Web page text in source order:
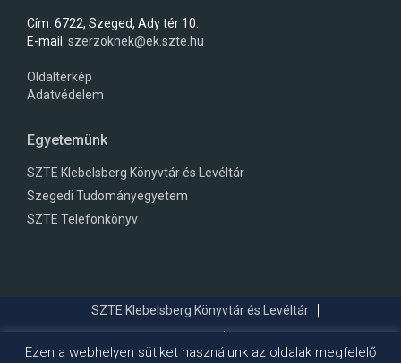
Cím: 6722, Szeged, Ady tér 10.
E-mail: szerzoknek@ek.szte.hu
Oldaltérkép
Adatvédelem
Egyetemünk
SZTE Klebelsberg Könyvtár és Levéltár
Szegedi Tudományegyetem
SZTE Telefonkönyv
SZTE Klebelsberg Könyvtár és Levéltár
Ezen a webhelyen sütiket használunk az oldalak megfelelő